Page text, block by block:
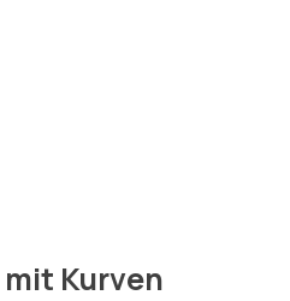
Kurven